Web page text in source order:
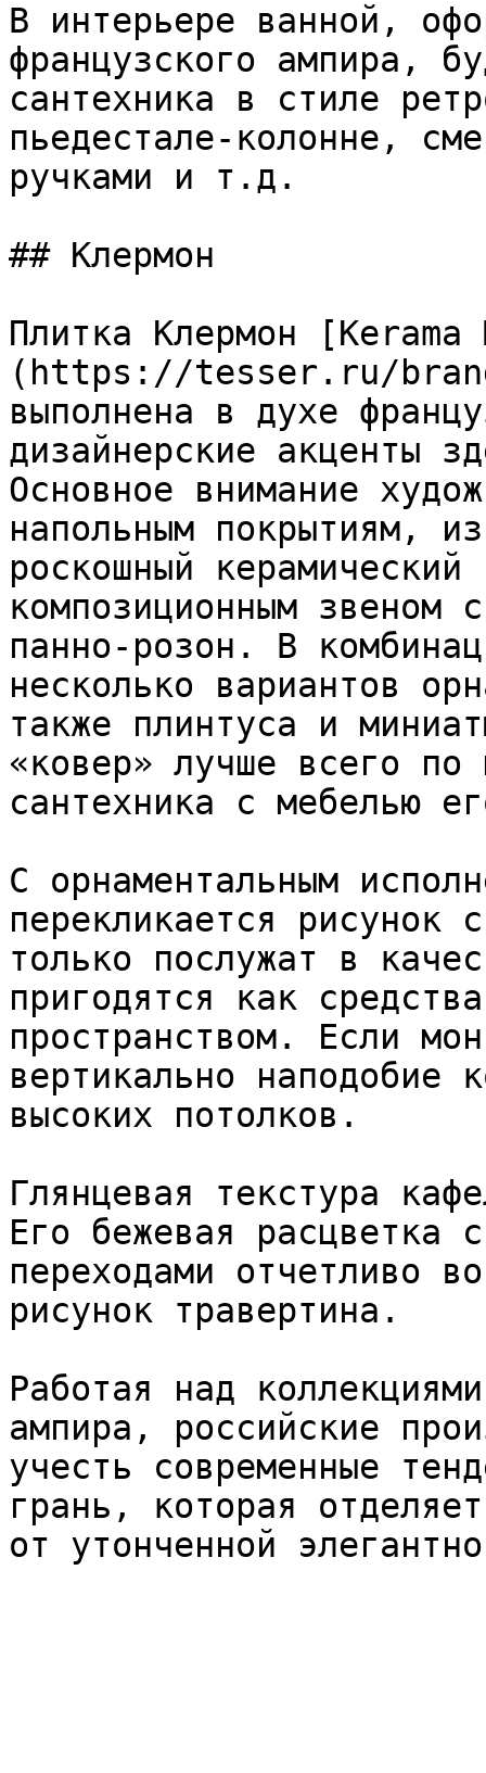
В интерьере ванной,
французского ампира,
сантехника в стиле
пьедестале-колонне,
ручками и т.д.
## Клермон
Плитка Клермон
(https://tesser.ru/
выполнена в духе
дизайнерские акценты
Основное внимание
напольным покрытиям,
роскошный
композиционным звеном
панно-розон. В
несколько вариантов
также плинтуса и
«ковер» лучше всего
сантехника с мебелью
С орнаментальным
перекликается рисунок
только послужат в
пригодятся как
пространством. Если
вертикально наподобие
высоких потолков.
Глянцевая текстура
Его бежевая расцветка
переходами отчетливо
рисунок травертина.
Работая над
ампира, российские
учесть современные
грань, которая
от утонченной